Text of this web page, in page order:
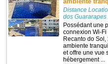
Distance
dos
Possédant une
connexion Wi-Fi
Recanto do
ambiente
et offre une vue
hébergement ...